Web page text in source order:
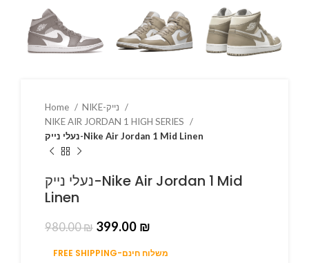
Home
NIKE AIR JORDAN 1 HIGH SERIES
נעלי נייק-Nike Air Jordan 1 Mid Linen
נעלי נייק-Nike Air Jordan 1 Mid
Linen
980.00₪ 399.00 ₪
FREE SHIPPING-משלוח חינם